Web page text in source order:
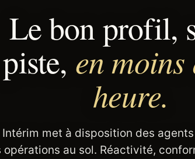
Le bon profil,
piste, en
heure.
Intérim met à disposition des
opérations au sol. Réactivité,